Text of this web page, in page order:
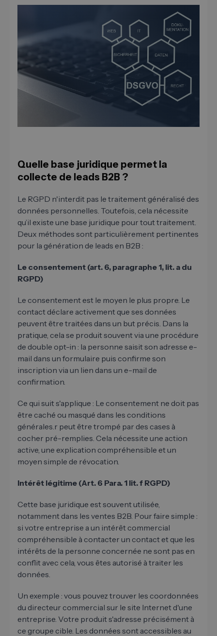
Quelle base juridique permet la
collecte de leads B2B ?
Le RGPD n'interdit pas le traitement généralisé des
données personnelles. Toutefois, cela nécessite
qu’il existe une base juridique pour tout traitement.
Deux méthodes sont particulièrement pertinentes
pour la génération de leads en B2B :
Le consentement (art. 6, paragraphe 1, lit. a du
RGPD)
Le consentement est le moyen le plus propre. Le
contact déclare activement que ses données
peuvent être traitées dans un but précis. Dans la
pratique, cela se produit souvent via une procédure
de double opt-in : la personne saisit son adresse e-
mail dans un formulaire puis confirme son
inscription via un lien dans un e-mail de
confirmation.
Ce qui suit s'applique : Le consentement ne doit pas
être caché ou masqué dans les conditions
générales.r peut être trompé par des cases à
cocher pré-remplies. Cela nécessite une action
active, une explication compréhensible et un
moyen simple de révocation.
Intérêt légitime (Art. 6 Para. 1 lit. f RGPD)
Cette base juridique est souvent utilisée,
notamment dans les ventes B2B. Pour faire simple :
si votre entreprise a un intérêt commercial
compréhensible à contacter un contact et que les
intérêts de la personne concernée ne sont pas en
conflit avec cela, vous êtes autorisé à traiter les
données.
Un exemple : vous pouvez trouver les coordonnées
du directeur commercial sur le site Internet d'une
entreprise. Votre produit s'adresse précisément à
ce groupe cible. Les données sont accessibles au